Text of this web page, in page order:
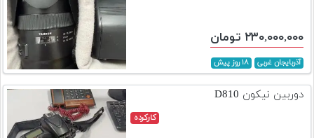
۲۳۰,۰۰۰,۰۰۰ تومان
آذربایجان غربی ۱۸ روز پیش
دوربین نیکون D810
کارکرده